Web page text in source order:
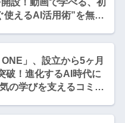
使えるAI活用術”を無料
」、設立から5ヶ月
破！進化するAI時代に
の学びを支えるコミュ